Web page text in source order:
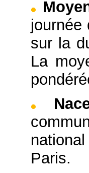
journée
sur la
La
Paris.